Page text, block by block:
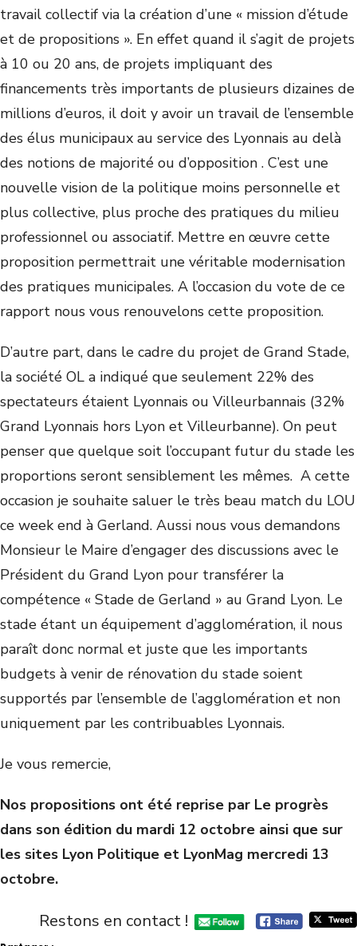
travail collectif via la création d’une « mission d’étude
et de propositions ». En effet quand il s’agit de projets
à 10 ou 20 ans, de projets impliquant des
financements très importants de plusieurs dizaines de
millions d’euros, il doit y avoir un travail de l’ensemble
des élus municipaux au service des Lyonnais au delà
des notions de majorité ou d’opposition . C’est une
nouvelle vision de la politique moins personnelle et
plus collective, plus proche des pratiques du milieu
professionnel ou associatif. Mettre en œuvre cette
proposition permettrait une véritable modernisation
des pratiques municipales. A l’occasion du vote de ce
rapport nous vous renouvelons cette proposition.
D’autre part, dans le cadre du projet de Grand Stade,
la société OL a indiqué que seulement 22% des
spectateurs étaient Lyonnais ou Villeurbannais (32%
Grand Lyonnais hors Lyon et Villeurbanne). On peut
penser que quelque soit l’occupant futur du stade les
proportions seront sensiblement les mêmes. A cette
occasion je souhaite saluer le très beau match du LOU
ce week end à Gerland. Aussi nous vous demandons
Monsieur le Maire d’engager des discussions avec le
Président du Grand Lyon pour transférer la
compétence « Stade de Gerland » au Grand Lyon. Le
stade étant un équipement d’agglomération, il nous
paraît donc normal et juste que les importants
budgets à venir de rénovation du stade soient
supportés par l’ensemble de l’agglomération et non
uniquement par les contribuables Lyonnais.
Je vous remercie,
Nos propositions ont été reprise par Le progrès
dans son édition du mardi 12 octobre ainsi que sur
les sites Lyon Politique et LyonMag mercredi 13
octobre.
Restons en contact !